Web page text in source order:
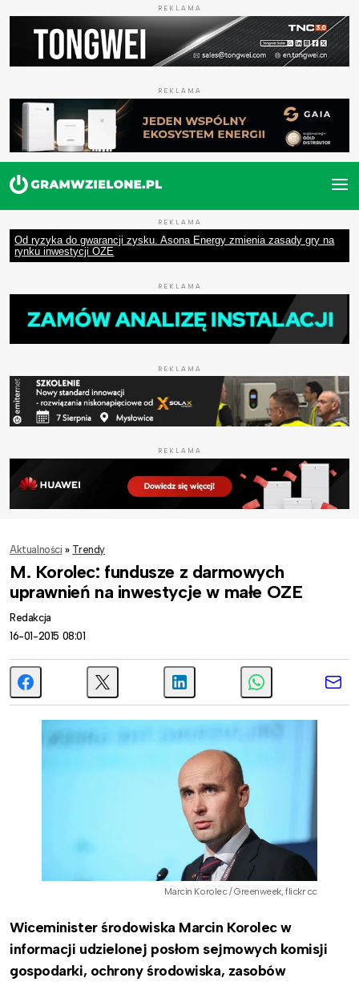
REKLAMA
REKLAMA
REKLAMA
Od ryzyka do gwarancji zysku. Asona Energy zmienia zasady gry na
rynku inwestycji OZE
REKLAMA
REKLAMA
REKLAMA
Aktualności » Trendy
M. Korolec: fundusze z darmowych
uprawnień na inwestycje w małe OZE
Redakcja
16-01-2015 08:01
Marcin Korolec / Greenweek, flickr cc
Wiceminister środowiska Marcin Korolec w
informacji udzielonej posłom sejmowych komisji
gospodarki, ochrony środowiska, zasobów